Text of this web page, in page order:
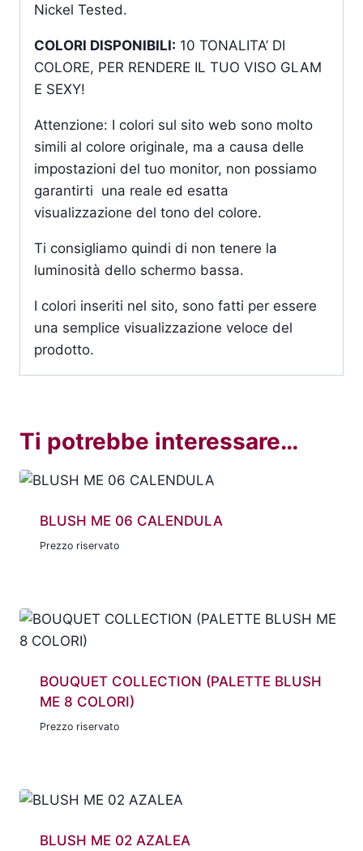
Nickel Tested.
COLORI DISPONIBILI: 10 TONALITA’ DI
COLORE, PER RENDERE IL TUO VISO GLAM
E SEXY!
Attenzione: I colori sul sito web sono molto
simili al colore originale, ma a causa delle
impostazioni del tuo monitor, non possiamo
garantirti una reale ed esatta
visualizzazione del tono del colore.
Ti consigliamo quindi di non tenere la
luminosità dello schermo bassa.
I colori inseriti nel sito, sono fatti per essere
una semplice visualizzazione veloce del
prodotto.
Ti potrebbe interessare…
BLUSH ME 06 CALENDULA
Prezzo riservato
BOUQUET COLLECTION (PALETTE BLUSH
ME 8 COLORI)
Prezzo riservato
BLUSH ME 02 AZALEA